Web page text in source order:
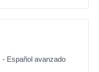
Español avanzado